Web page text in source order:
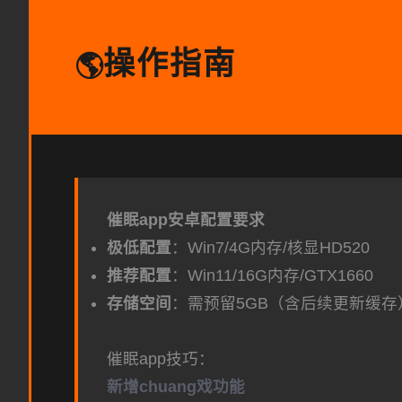
🌎操作指南
催眠app安卓配置要求
​极低配置​ ​：Win7/4G内存/核显HD520
​推荐配置​ ​：Win11/16G内存/GTX1660
​存储空间​ ：需预留5GB（含后续更新缓存
催眠app技巧：
新增chuang戏功能